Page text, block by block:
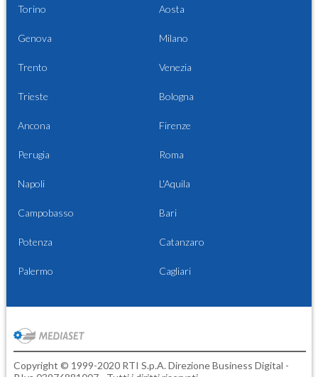
Torino Aosta
Genova Milano
Trento Venezia
Trieste Bologna
Ancona Firenze
Perugia Roma
Napoli L'Aquila
Campobasso Bari
Potenza Catanzaro
Palermo Cagliari
Copyright © 1999-2020 RTI S.p.A. Direzione Business Digital -